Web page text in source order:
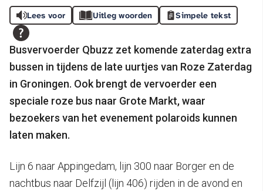
Lees voor Uitleg woorden Simpele tekst
Busvervoerder Qbuzz zet komende zaterdag extra
bussen in tijdens de late uurtjes van Roze Zaterdag
in Groningen. Ook brengt de vervoerder een
speciale roze bus naar Grote Markt, waar
bezoekers van het evenement polaroids kunnen
laten maken.
Lijn 6 naar Appingedam, lijn 300 naar Borger en de
nachtbus naar Delfzijl (lijn 406) rijden in de avond en